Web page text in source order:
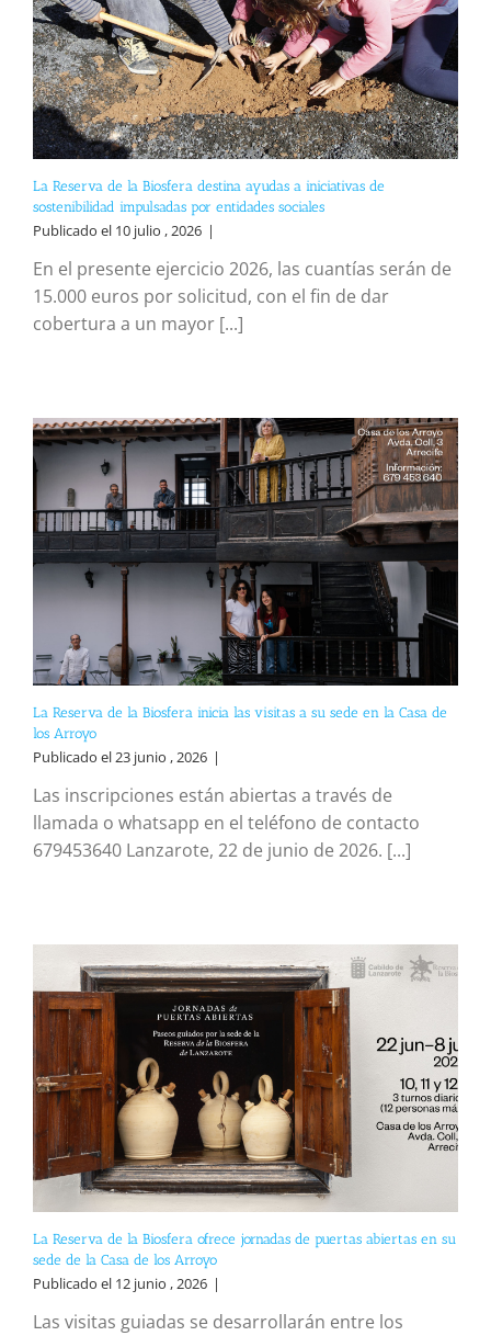
La Reserva de la Biosfera destina ayudas a iniciativas de
sostenibilidad impulsadas por entidades sociales
Publicado el 10 julio , 2026 |
En el presente ejercicio 2026, las cuantías serán de
15.000 euros por solicitud, con el fin de dar
cobertura a un mayor [...]
La Reserva de la Biosfera inicia las visitas a su sede en la Casa de
los Arroyo
Publicado el 23 junio , 2026 |
Las inscripciones están abiertas a través de
llamada o whatsapp en el teléfono de contacto
679453640 Lanzarote, 22 de junio de 2026. [...]
La Reserva de la Biosfera ofrece jornadas de puertas abiertas en su
sede de la Casa de los Arroyo
Publicado el 12 junio , 2026 |
Las visitas guiadas se desarrollarán entre los